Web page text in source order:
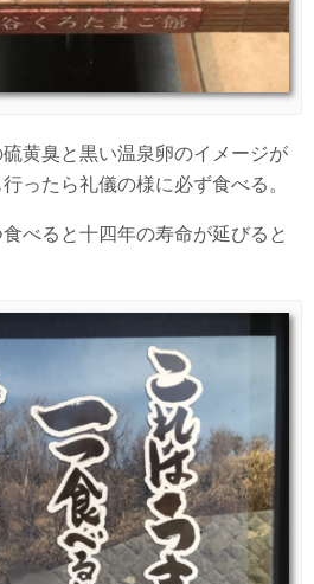
黄臭と黒い温泉卵のイメージが
ったら礼儀の様に必ず食べる。
べると十四年の寿命が延びると